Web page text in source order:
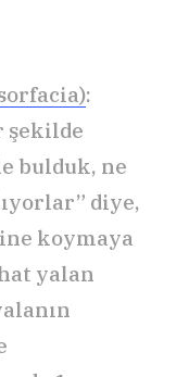
:
şekilde
bulduk, ne
diye,
koymaya
yalan